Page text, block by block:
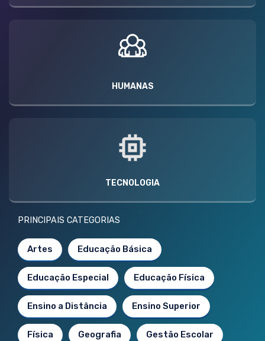
HUMANAS
TECNOLOGIA
PRINCIPAIS CATEGORIAS
Artes Educação Básica
Educação Especial Educação Física
Ensino a Distância Ensino Superior
Física Geografia Gestão Escolar